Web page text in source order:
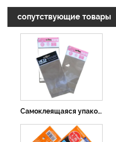
сопутствующие товары
Самоклеящаяся упаковочная сумка Bopp с принтом